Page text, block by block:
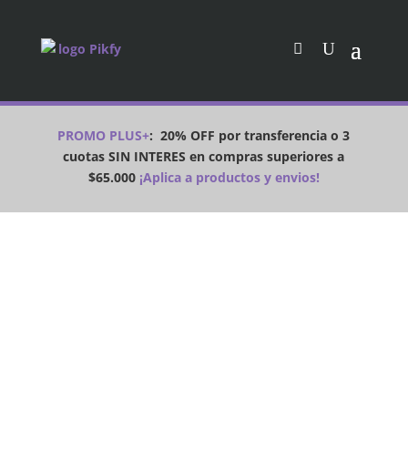
PROMO PLUS+:20% OFF por transferencia o 3
cuotas SIN INTERES en compras superiores a
$65.000¡Aplica a productos y envios!